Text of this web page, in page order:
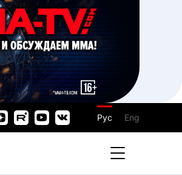
Рус Eng